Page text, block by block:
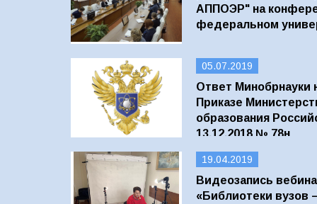
АППОЭР" на
федеральном
05.07.2019
Ответ
Приказе
образования
13.12.2018 № 78н
19.04.2019
Видеозапись
«Библиотеки вузов